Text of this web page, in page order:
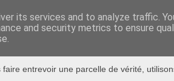
entrevoir une parcelle de vérité,
its services and to analyze traffic.
and security metrics to ensure